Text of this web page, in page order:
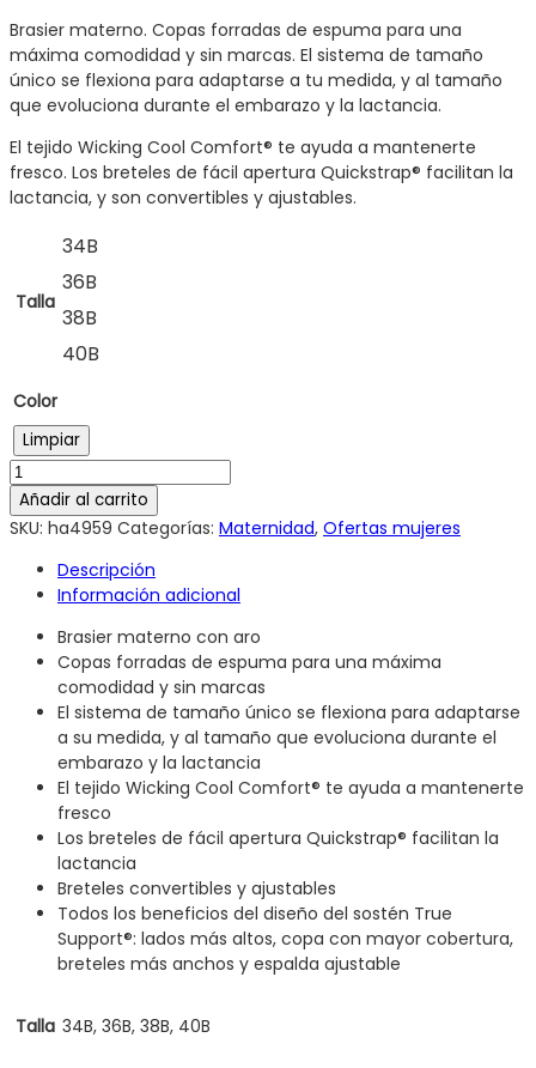
Brasier materno. Copas forradas de espuma para una
máxima comodidad y sin marcas. El sistema de tamaño
único se flexiona para adaptarse a tu medida, y al tamaño
que evoluciona durante el embarazo y la lactancia.
El tejido Wicking Cool Comfort® te ayuda a mantenerte
fresco. Los breteles de fácil apertura Quickstrap® facilitan la
lactancia, y son convertibles y ajustables.
Talla
34B
36B
38B
40B
Color
Limpiar
Añadir al carrito
SKU: ha4959 Categorías: Maternidad, Ofertas mujeres
Descripción
Información adicional
Brasier materno con aro
Copas forradas de espuma para una máxima
comodidad y sin marcas
El sistema de tamaño único se flexiona para adaptarse
a su medida, y al tamaño que evoluciona durante el
embarazo y la lactancia
El tejido Wicking Cool Comfort® te ayuda a mantenerte
fresco
Los breteles de fácil apertura Quickstrap® facilitan la
lactancia
Breteles convertibles y ajustables
Todos los beneficios del diseño del sostén True
Support®: lados más altos, copa con mayor cobertura,
breteles más anchos y espalda ajustable
Talla 34B, 36B, 38B, 40B